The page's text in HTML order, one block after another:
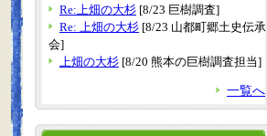
Re:上畑の大杉 [8/23 巨樹調査]
Re: 上畑の大杉 [8/23 山都町郷土史伝承
会]
上畑の大杉 [8/20 熊本の巨樹調査担当]
一覧へ